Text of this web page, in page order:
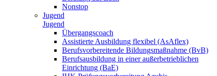
Nonstop
Jugend
Jugend
Übergangscoach
Assistierte Ausbildung flexibel (AsAflex)
Berufsvorbereitende Bildungsmaßnahme (BvB)
Berufsausbildung in einer außerbetrieblichen
Einrichtung (BaE)